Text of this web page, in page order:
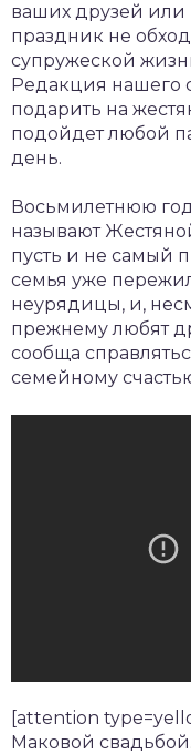
ваших друзей или
праздник не
супружеской
Редакция нашего
подарить на
подойдет любой
день.
Восьмилетнюю
называют
пусть и не самый
семья уже
неурядицы, и,
прежнему любят
сообща
семейному
[attention
Маковой